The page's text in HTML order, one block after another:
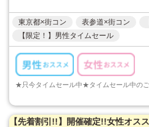
東京都×街コン 表参道×街コン
【限定！】男性タイムセール